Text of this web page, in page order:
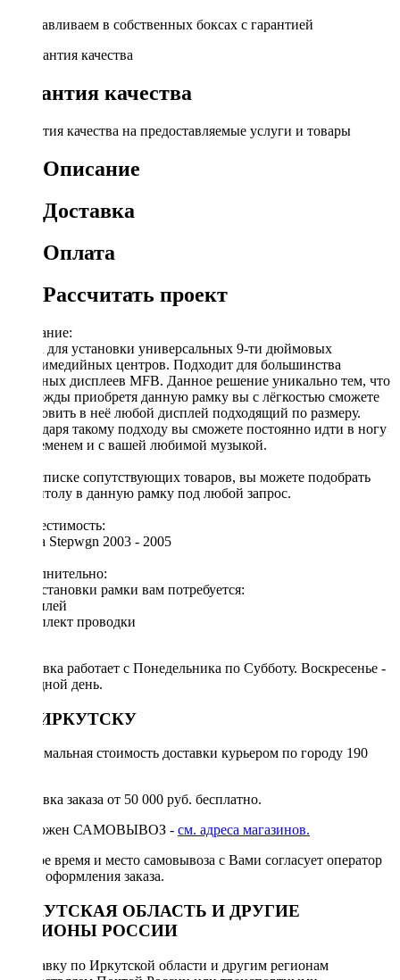
Устанавливаем в собственных боксах с гарантией
Гарантия качества
Гарантия качества на предоставляемые услуги и товары
Описание
Доставка
Оплата
Рассчитать проект
Описание:
Рамка для установки универсальных 9-ти дюймовых
мультимедийных центров. Подходит для большинства
овальных дисплеев MFB. Данное решение уникально тем, что
единожды приобретя данную рамку вы с лёгкостью сможете
установить в неё любой дисплей подходящий по размеру.
Благодаря такому подходу вы сможете постоянно идти в ногу
со временем и с вашей любимой музыкой.
[!] В списке сопутствующих товаров, вы можете подобрать
магнитолу в данную рамку под любой запрос.
Совместимость:
Honda Stepwgn 2003 - 2005
Дополнительно:
Для установки рамки вам потребуется:
◦ дисплей
◦ комплект проводки
Доставка работает с Понедельника по Субботу. Воскресенье -
выходной день.
ПО ИРКУТСКУ
Минимальная стоимость доставки курьером по городу 190
Доставка заказа от 50 000 руб. бесплатно.
Возможен САМОВЫВОЗ - см. адреса магазинов.
Точное время и место самовывоза с Вами согласует оператор
после оформления заказа.
ИРКУТСКАЯ ОБЛАСТЬ И ДРУГИЕ
РЕГИОНЫ РОССИИ
Отправку по Иркутской области и другим регионам